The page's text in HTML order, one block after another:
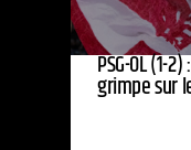
PSG-OL (1-
grimpe sur